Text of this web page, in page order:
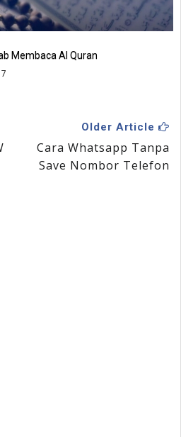
Membaca Al Quran
Older Article
Cara Whatsapp Tanpa
Save Nombor Telefon